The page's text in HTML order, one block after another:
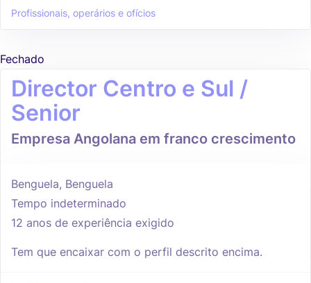
Profissionais, operários e ofícios
Fechado
Director Centro e Sul /
Senior
Empresa Angolana em franco crescimento
Benguela, Benguela
Tempo indeterminado
12 anos de experiência exigido
Tem que encaixar com o perfil descrito encima.